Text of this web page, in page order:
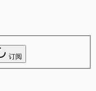
订阅